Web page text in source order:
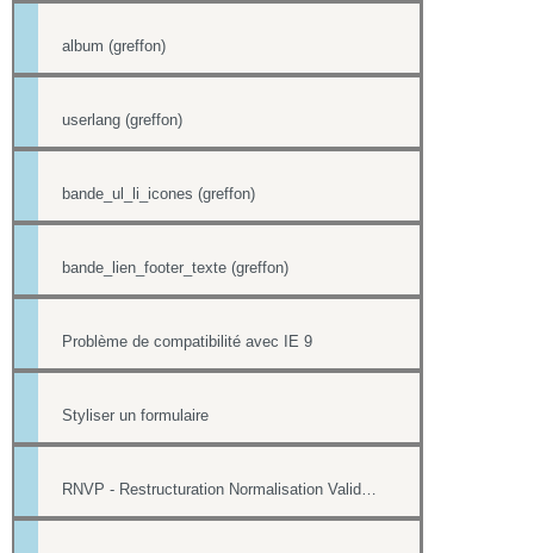
album (greffon)
userlang (greffon)
bande_ul_li_icones (greffon)
bande_lien_footer_texte (greffon)
Problème de compatibilité avec IE 9
Styliser un formulaire